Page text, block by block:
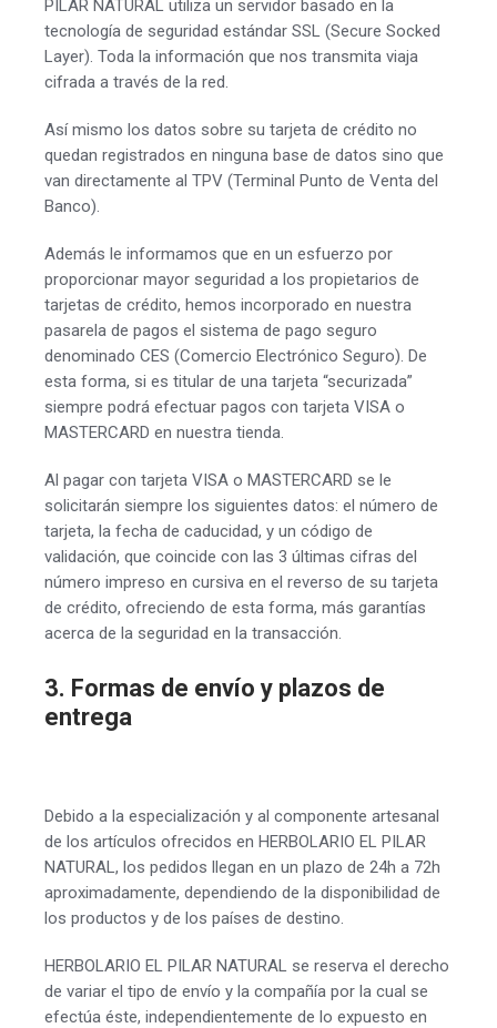
PILAR NATURAL utiliza un servidor basado en la
tecnología de seguridad estándar SSL (Secure Socked
Layer). Toda la información que nos transmita viaja
cifrada a través de la red.
Así mismo los datos sobre su tarjeta de crédito no
quedan registrados en ninguna base de datos sino que
van directamente al TPV (Terminal Punto de Venta del
Banco).
Además le informamos que en un esfuerzo por
proporcionar mayor seguridad a los propietarios de
tarjetas de crédito, hemos incorporado en nuestra
pasarela de pagos el sistema de pago seguro
denominado CES (Comercio Electrónico Seguro). De
esta forma, si es titular de una tarjeta “securizada”
siempre podrá efectuar pagos con tarjeta VISA o
MASTERCARD en nuestra tienda.
Al pagar con tarjeta VISA o MASTERCARD se le
solicitarán siempre los siguientes datos: el número de
tarjeta, la fecha de caducidad, y un código de
validación, que coincide con las 3 últimas cifras del
número impreso en cursiva en el reverso de su tarjeta
de crédito, ofreciendo de esta forma, más garantías
acerca de la seguridad en la transacción.
3. Formas de envío y plazos de
entrega
Debido a la especialización y al componente artesanal
de los artículos ofrecidos en HERBOLARIO EL PILAR
NATURAL, los pedidos llegan en un plazo de 24h a 72h
aproximadamente, dependiendo de la disponibilidad de
los productos y de los países de destino.
HERBOLARIO EL PILAR NATURAL se reserva el derecho
de variar el tipo de envío y la compañía por la cual se
efectúa éste, independientemente de lo expuesto en